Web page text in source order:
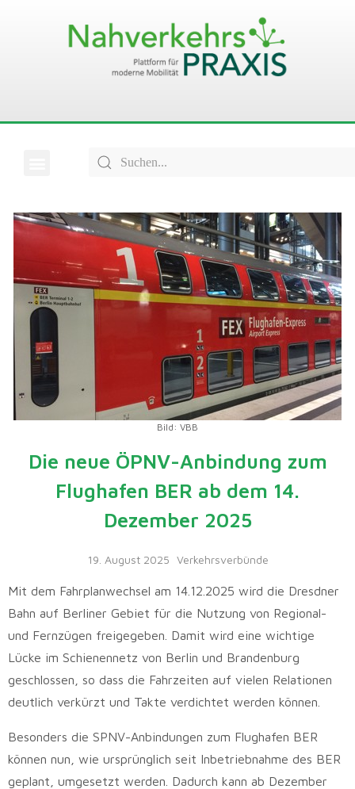
Bild: VBB
Die neue ÖPNV-Anbindung zum
Flughafen BER ab dem 14.
Dezember 2025
19. August 2025 Verkehrsverbünde
Mit dem Fahrplanwechsel am 14.12.2025 wird die Dresdner
Bahn auf Berliner Gebiet für die Nutzung von Regional-
und Fernzügen freigegeben. Damit wird eine wichtige
Lücke im Schienennetz von Berlin und Brandenburg
geschlossen, so dass die Fahrzeiten auf vielen Relationen
deutlich verkürzt und Takte verdichtet werden können.
Besonders die SPNV-Anbindungen zum Flughafen BER
können nun, wie ursprünglich seit Inbetriebnahme des BER
geplant, umgesetzt werden. Dadurch kann ab Dezember